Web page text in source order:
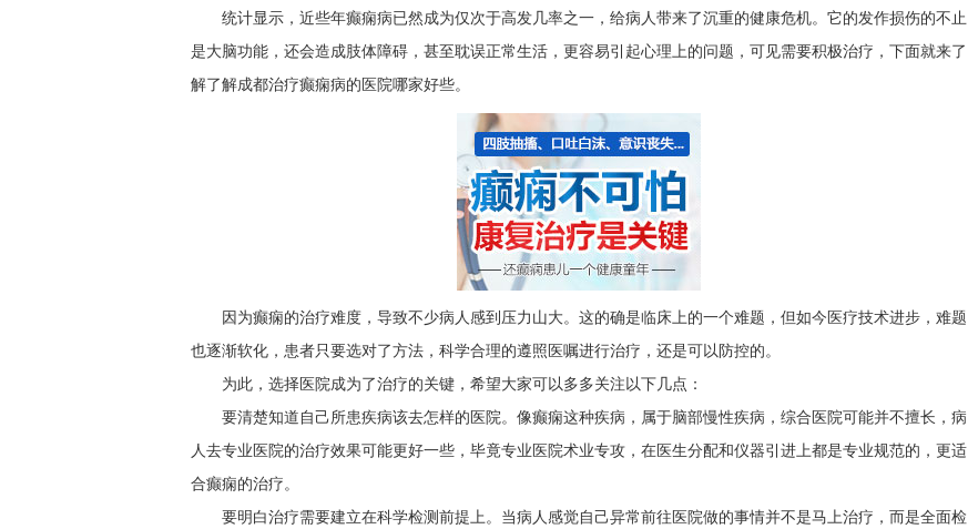
统计显示，近些年癫痫病已然成为仅次于高发几率之一，给病人带来了沉重的健康危机。它的发作损伤的不止
是大脑功能，还会造成肢体障碍，甚至耽误正常生活，更容易引起心理上的问题，可见需要积极治疗，下面就来了
解了解成都治疗癫痫病的医院哪家好些。
因为癫痫的治疗难度，导致不少病人感到压力山大。这的确是临床上的一个难题，但如今医疗技术进步，难题
也逐渐软化，患者只要选对了方法，科学合理的遵照医嘱进行治疗，还是可以防控的。
为此，选择医院成为了治疗的关键，希望大家可以多多关注以下几点：
要清楚知道自己所患疾病该去怎样的医院。像癫痫这种疾病，属于脑部慢性疾病，综合医院可能并不擅长，病
人去专业医院的治疗效果可能更好一些，毕竟专业医院术业专攻，在医生分配和仪器引进上都是专业规范的，更适
合癫痫的治疗。
要明白治疗需要建立在科学检测前提上。当病人感觉自己异常前往医院做的事情并不是马上治疗，而是全面检